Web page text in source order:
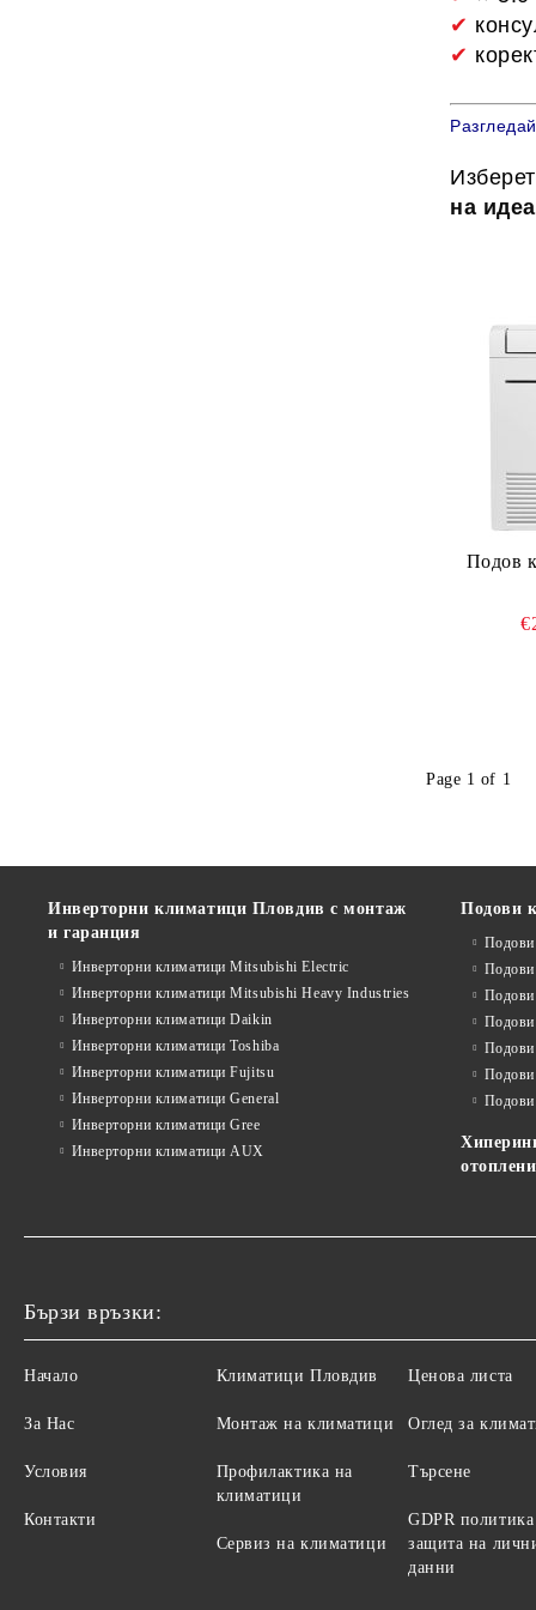
✔
✔
на
Подов
Page 1 of 1
Инверторни климатици Пловдив с монтаж
и гаранция
Инверторни климатици Mitsubishi Electric
Инверторни климатици Mitsubishi Heavy Industries
Инверторни климатици Daikin
Инверторни климатици Toshiba
Инверторни климатици Fujitsu
Инверторни климатици General
Инверторни климатици Gree
Инверторни климатици AUX
Подови
Подови
Подови
Подови
Бързи връзки:
Начало
За Нас
Условия
Контакти
Климатици Пловдив
Монтаж на климатици
Профилактика на
климатици
Сервиз на климатици
Ценова листа
Оглед за
Търсене
GDPR политика
защита на
данни